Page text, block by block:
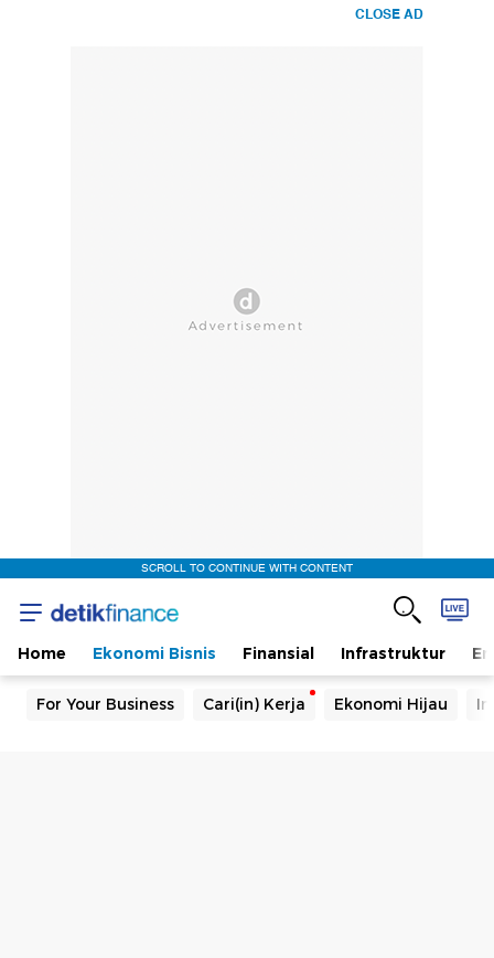
CLOSE AD
SCROLL TO CONTINUE WITH CONTENT
Home Ekonomi Bisnis Finansial Infrastruktur
For Your Business Cari(in) Kerja Ekonomi Hijau